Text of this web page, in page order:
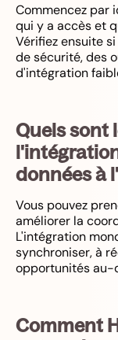
Commencez par
qui y a accès et
Vérifiez ensuite
de sécurité, des
d'intégration
Quels sont
données à
Vous pouvez
améliorer la
L'intégration
synchroniser, à
opportunités au-
Comment